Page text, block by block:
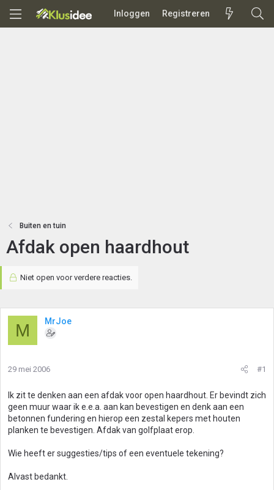
Inloggen Registreren
Buiten en tuin
Afdak open haardhout
Niet open voor verdere reacties.
M MrJoe
29 mei 2006 #1
Ik zit te denken aan een afdak voor open haardhout. Er bevindt zich
geen muur waar ik e.e.a. aan kan bevestigen en denk aan een
betonnen fundering en hierop een zestal kepers met houten
planken te bevestigen. Afdak van golfplaat erop.
Wie heeft er suggesties/tips of een eventuele tekening?
Alvast bedankt.